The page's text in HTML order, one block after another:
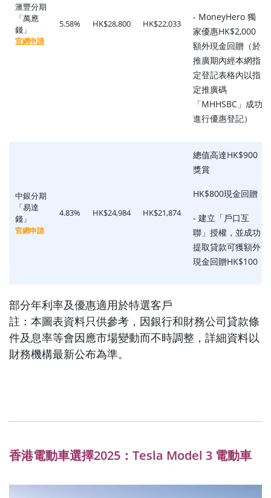
滙豐分期
「萬應
錢」
官網申請
5.58% HK$28,800 HK$22,033
- MoneyHero 獨
家優惠HK$2,000
額外現金回贈（於
推廣期內經本網指
定登記表格內以指
定推廣碼
「MHHSBC」成功
進行優惠登記）
中銀分期
「易達
錢」
官網申請
4.83% HK$24,984 HK$21,874
總值高達HK$900
獎賞
HK$800現金回贈
- 建立「戶口互
聯」授權，並成功
提取貸款可獲額外
現金回贈HK$100
部分年利率及優惠適用於特選客戶
註：本圖表資料只供參考，因銀行和財務公司貸款條
件及息率等會因應市場變動而不時調整，詳細資料以
財務機構最新公布為準。
香港電動車選擇2025：Tesla Model 3 電動車